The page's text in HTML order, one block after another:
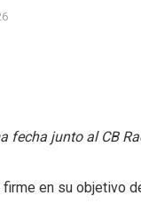
fecha junto al CB
en su objetivo